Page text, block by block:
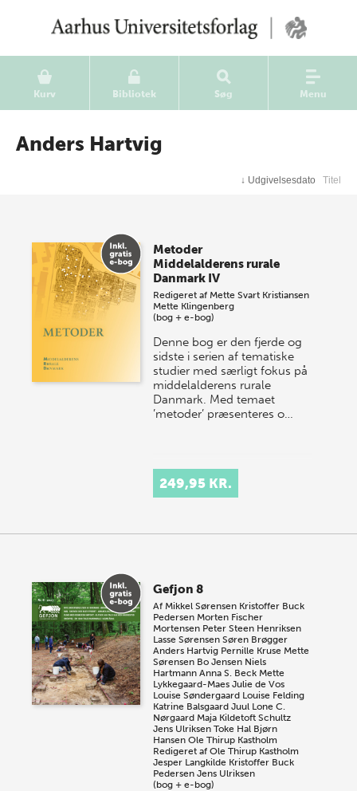
Kurv Bibliotek Søg Menu
Anders Hartvig
↓ Udgivelsesdato Titel
Metoder
Middelalderens rurale
Danmark IV
Redigeret af Mette Svart Kristiansen
Mette Klingenberg
(bog + e-bog)
Denne bog er den fjerde og
sidste i serien af tematiske
studier med særligt fokus på
middelalderens rurale
Danmark. Med temaet
’metoder’ præsenteres o…
249,95 KR.
Gefjon 8
Af Mikkel Sørensen Kristoffer Buck
Pedersen Morten Fischer
Mortensen Peter Steen Henriksen
Lasse Sørensen Søren Brøgger
Anders Hartvig Pernille Kruse Mette
Sørensen Bo Jensen Niels
Hartmann Anna S. Beck Mette
Lykkegaard-Maes Julie de Vos
Louise Søndergaard Louise Felding
Katrine Balsgaard Juul Lone C.
Nørgaard Maja Kildetoft Schultz
Jens Ulriksen Toke Hal Bjørn
Hansen Ole Thirup Kastholm
Redigeret afOle Thirup Kastholm
Jesper Langkilde Kristoffer Buck
Pedersen Jens Ulriksen
(bog + e-bog)